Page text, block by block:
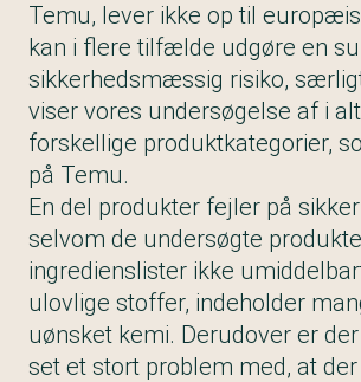
Temu, lever ikke op til
kan i flere tilfælde udgøre en
sikkerhedsmæssig risiko,
viser vores undersøgelse af i
forskellige produktkategorier,
på Temu.
En del produkter fejler på
selvom de undersøgte
ingredienslister ikke
ulovlige stoffer, indeholder
uønsket kemi. Derudover er
set et stort problem med, at